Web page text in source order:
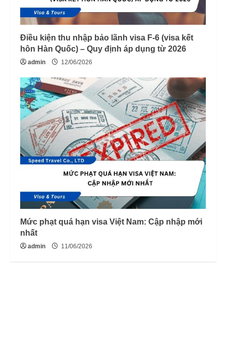
Điều kiện thu nhập bảo lãnh visa F-6 (visa kết
hôn Hàn Quốc) – Quy định áp dụng từ 2026
admin 12/06/2026
Mức phạt quá hạn visa Việt Nam: Cập nhập mới
nhất
admin 11/06/2026